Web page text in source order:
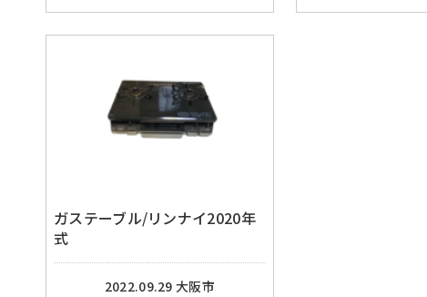
ガステーブル/リンナイ2020年
式
2022.09.29 大阪市